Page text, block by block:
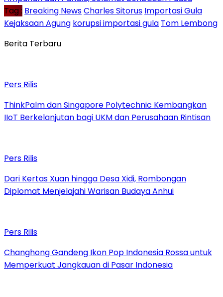
Tag : Breaking NewsCharles Sitorus Importasi Gula
Kejaksaan Agung korupsi importasi gula Tom Lembong
Berita Terbaru
Pers Rilis
ThinkPalm dan Singapore Polytechnic Kembangkan
IIoT Berkelanjutan bagi UKM dan Perusahaan Rintisan
Pers Rilis
Dari Kertas Xuan hingga Desa Xidi, Rombongan
Diplomat Menjelajahi Warisan Budaya Anhui
Pers Rilis
Changhong Gandeng Ikon Pop Indonesia Rossa untuk
Memperkuat Jangkauan di Pasar Indonesia